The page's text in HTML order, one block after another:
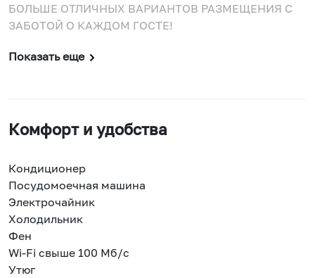
БОЛЬШЕ ОТЛИЧНЫХ ВАРИАНТОВ РАЗМЕЩЕНИЯ С
ЗАБОТОЙ О КАЖДОМ ГОСТЕ!
Показать еще
Комфорт и удобства
Кондиционер
Посудомоечная машина
Электрочайник
Холодильник
Фен
Wi-Fi свыше 100 Мб/с
Утюг